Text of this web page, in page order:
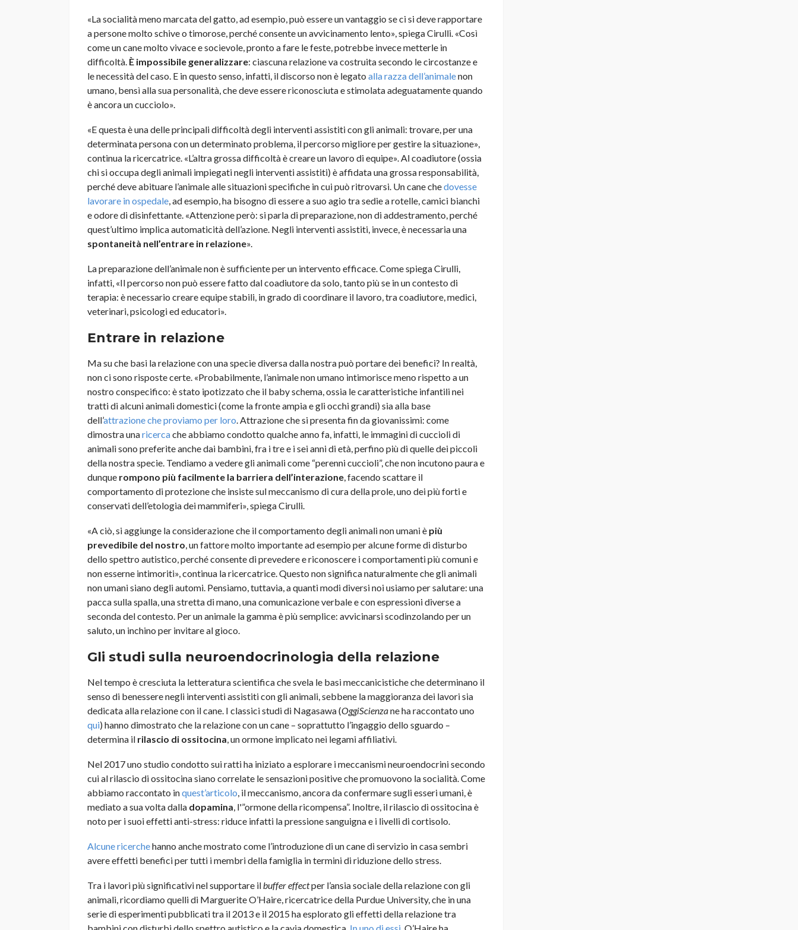
«La socialità meno marcata del gatto, ad esempio, può essere un vantaggio se ci si deve rapportare
a persone molto schive o timorose, perché consente un avvicinamento lento», spiega Cirulli. «Così
come un cane molto vivace e socievole, pronto a fare le feste, potrebbe invece metterle in
difficoltà. È impossibile generalizzare: ciascuna relazione va costruita secondo le circostanze e
le necessità del caso. E in questo senso, infatti, il discorso non è legato alla razza dell’animalenon
umano, bensì alla sua personalità, che deve essere riconosciuta e stimolata adeguatamente quando
è ancora un cucciolo».
«E questa è una delle principali difficoltà degli interventi assistiti con gli animali: trovare, per una
determinata persona con un determinato problema, il percorso migliore per gestire la situazione»,
continua la ricercatrice. «L’altra grossa difficoltà è creare un lavoro di equipe». Al coadiutore (ossia
chi si occupa degli animali impiegati negli interventi assistiti) è affidata una grossa responsabilità,
perché deve abituare l’animale alle situazioni specifiche in cui può ritrovarsi. Un cane chedovesse
lavorare in ospedale , ad esempio, ha bisogno di essere a suo agio tra sedie a rotelle, camici bianchi
e odore di disinfettante. «Attenzione però: si parla di preparazione, non di addestramento, perché
quest’ultimo implica automaticità dell’azione. Negli interventi assistiti, invece, è necessaria una
spontaneità nell’entrare in relazione».
La preparazione dell’animale non è sufficiente per un intervento efficace. Come spiega Cirulli,
infatti, «Il percorso non può essere fatto dal coadiutore da solo, tanto più se in un contesto di
terapia: è necessario creare equipe stabili, in grado di coordinare il lavoro, tra coadiutore, medici,
veterinari, psicologi ed educatori».
Entrare in relazione
Ma su che basi la relazione con una specie diversa dalla nostra può portare dei benefici? In realtà,
non ci sono risposte certe. «Probabilmente, l’animale non umano intimorisce meno rispetto a un
nostro conspecifico: è stato ipotizzato che il baby schema, ossia le caratteristiche infantili nei
tratti di alcuni animali domestici (come la fronte ampia e gli occhi grandi) sia alla base
dell’attrazione che proviamo per loro . Attrazione che si presenta fin da giovanissimi: come
dimostra unaricercache abbiamo condotto qualche anno fa, infatti, le immagini di cuccioli di
animali sono preferite anche dai bambini, fra i tre e i sei anni di età, perfino più di quelle dei piccoli
della nostra specie. Tendiamo a vedere gli animali come “perenni cuccioli”, che non incutono paura e
dunque rompono più facilmente la barriera dell’interazione , facendo scattare il
comportamento di protezione che insiste sul meccanismo di cura della prole, uno dei più forti e
conservati dell’etologia dei mammiferi», spiega Cirulli.
«A ciò, si aggiunge la considerazione che il comportamento degli animali non umani è più
prevedibile del nostro , un fattore molto importante ad esempio per alcune forme di disturbo
dello spettro autistico, perché consente di prevedere e riconoscere i comportamenti più comuni e
non esserne intimoriti», continua la ricercatrice. Questo non significa naturalmente che gli animali
non umani siano degli automi. Pensiamo, tuttavia, a quanti modi diversi noi usiamo per salutare: una
pacca sulla spalla, una stretta di mano, una comunicazione verbale e con espressioni diverse a
seconda del contesto. Per un animale la gamma è più semplice: avvicinarsi scodinzolando per un
saluto, un inchino per invitare al gioco.
Gli studi sulla neuroendocrinologia della relazione
Nel tempo è cresciuta la letteratura scientifica che svela le basi meccanicistiche che determinano il
senso di benessere negli interventi assistiti con gli animali, sebbene la maggioranza dei lavori sia
dedicata alla relazione con il cane. I classici studi di Nagasawa (OggiScienzane ha raccontato uno
qui) hanno dimostrato che la relazione con un cane – soprattutto l’ingaggio dello sguardo –
determina il rilascio di ossitocina , un ormone implicato nei legami affiliativi.
Nel 2017 uno studio condotto sui ratti ha iniziato a esplorare i meccanismi neuroendocrini secondo
cui al rilascio di ossitocina siano correlate le sensazioni positive che promuovono la socialità. Come
abbiamo raccontato inquest’articolo , il meccanismo, ancora da confermare sugli esseri umani, è
mediato a sua volta dalla dopamina , l'”ormone della ricompensa”. Inoltre, il rilascio di ossitocina è
noto per i suoi effetti anti-stress: riduce infatti la pressione sanguigna e i livelli di cortisolo.
Alcune ricerchehanno anche mostrato come l’introduzione di un cane di servizio in casa sembri
avere effetti benefici per tutti i membri della famiglia in termini di riduzione dello stress.
Tra i lavori più significativi nel supportare il buffer effectper l’ansia sociale della relazione con gli
animali, ricordiamo quelli di Marguerite O’Haire, ricercatrice della Purdue University, che in una
serie di esperimenti pubblicati tra il 2013 e il 2015 ha esplorato gli effetti della relazione tra
bambini con disturbi dello spettro autistico e la cavia domestica. In uno di essi , O’Haire ha